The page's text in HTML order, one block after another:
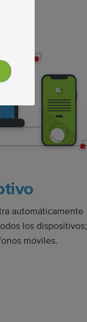
automáticamente
los dispositivos;
móviles.